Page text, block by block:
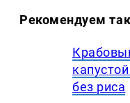
Рекомендуем
без риса